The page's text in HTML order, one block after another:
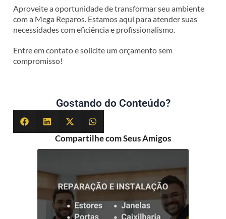
Aproveite a oportunidade de transformar seu ambiente
com a Mega Reparos. Estamos aqui para atender suas
necessidades com eficiência e profissionalismo.
Entre em contato e solicite um orçamento sem
compromisso!
Gostando do Conteúdo?
Compartilhe com Seus Amigos